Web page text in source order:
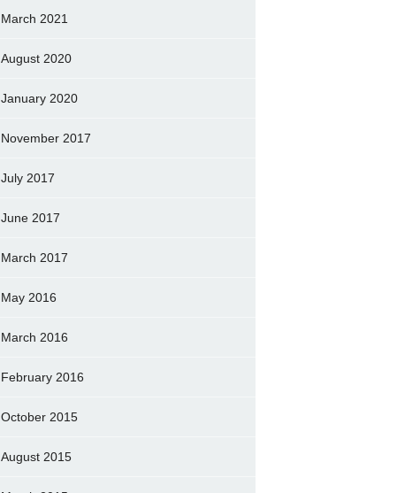
March 2021
August 2020
January 2020
November 2017
July 2017
June 2017
March 2017
May 2016
March 2016
February 2016
October 2015
August 2015